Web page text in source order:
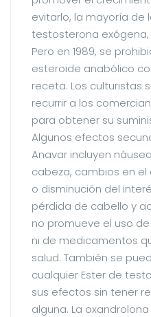
evitarlo, la mayoría de
testosterona exógena,
Pero en 1989, se
esteroide anabólico
receta. Los culturistas
recurrir a los
para obtener su
Algunos efectos
Anavar incluyen
cabeza, cambios en
o disminución del
pérdida de cabello y
no promueve el uso
ni de medicamentos
salud. También se
cualquier Ester de
sus efectos sin tener
alguna. La